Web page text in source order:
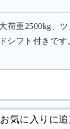
荷重2500kg、ツ
シフト付きです
お気に入りに追